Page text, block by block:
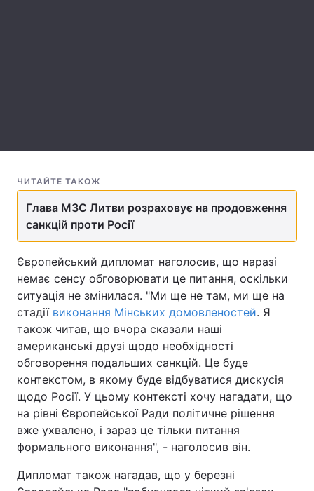
Контакти
Послуги
Тема оформлення
ЧИТАЙТЕ ТАКОЖ
Глава МЗС Литви розраховує на продовження
санкцій проти Росії
Європейський дипломат наголосив, що наразі
немає сенсу обговорювати це питання, оскільки
ситуація не змінилася. "Ми ще не там, ми ще на
стадії виконання Мінських домовленостей. Я
також читав, що вчора сказали наші
американські друзі щодо необхідності
обговорення подальших санкцій. Це буде
контекстом, в якому буде відбуватися дискусія
щодо Росії. У цьому контексті хочу нагадати, що
на рівні Європейської Ради політичне рішення
вже ухвалено, і зараз це тільки питання
формального виконання", - наголосив він.
Дипломат також нагадав, що у березні